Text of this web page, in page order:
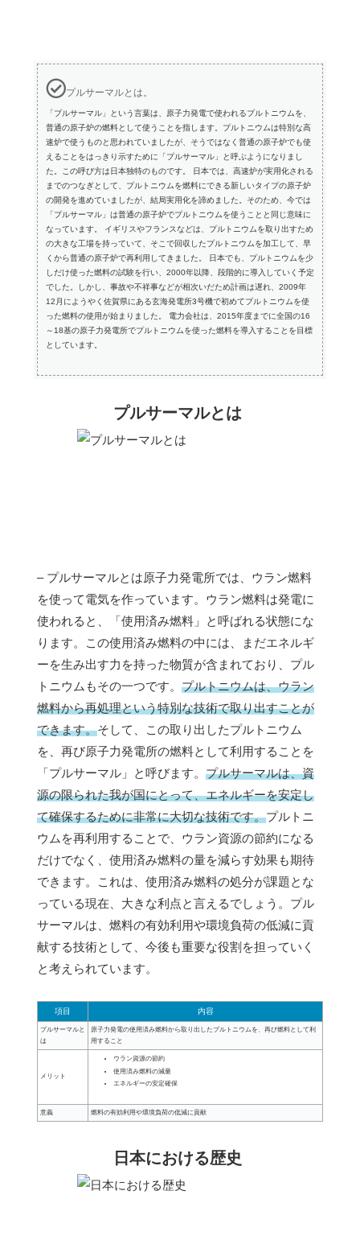
プルサーマルとは。
「プルサーマル」という言葉は、原子力発電で使われるプルトニウムを、
普通の原子炉の燃料として使うことを指します。プルトニウムは特別な高
速炉で使うものと思われていましたが、そうではなく普通の原子炉でも使
えることをはっきり示すために「プルサーマル」と呼ぶようになりまし
た。この呼び方は日本独特のものです。 日本では、高速炉が実用化される
までのつなぎとして、プルトニウムを燃料にできる新しいタイプの原子炉
の開発を進めていましたが、結局実用化を諦めました。そのため、今では
「プルサーマル」は普通の原子炉でプルトニウムを使うことと同じ意味に
なっています。 イギリスやフランスなどは、プルトニウムを取り出すため
の大きな工場を持っていて、そこで回収したプルトニウムを加工して、早
くから普通の原子炉で再利用してきました。 日本でも、プルトニウムを少
しだけ使った燃料の試験を行い、2000年以降、段階的に導入していく予定
でした。しかし、事故や不祥事などが相次いだため計画は遅れ、2009年
12月にようやく佐賀県にある玄海発電所3号機で初めてプルトニウムを使
った燃料の使用が始まりました。 電力会社は、2015年度までに全国の16
～18基の原子力発電所でプルトニウムを使った燃料を導入することを目標
としています。
プルサーマルとは
– プルサーマルとは原子力発電所では、ウラン燃料
を使って電気を作っています。ウラン燃料は発電に
使われると、「使用済み燃料」と呼ばれる状態にな
ります。この使用済み燃料の中には、まだエネルギ
ーを生み出す力を持った物質が含まれており、プル
トニウムもその一つです。 プルトニウムは、ウラン
燃料から再処理という特別な技術で取り出すことが
できます。そして、この取り出したプルトニウム
を、再び原子力発電所の燃料として利用することを
「プルサーマル」と呼びます。 プルサーマルは、資
源の限られた我が国にとって、エネルギーを安定し
て確保するために非常に大切な技術です。プルトニ
ウムを再利用することで、ウラン資源の節約になる
だけでなく、使用済み燃料の量を減らす効果も期待
できます。これは、使用済み燃料の処分が課題とな
っている現在、大きな利点と言えるでしょう。プル
サーマルは、燃料の有効利用や環境負荷の低減に貢
献する技術として、今後も重要な役割を担っていく
と考えられています。
項目 内容
プルサーマルと
は
原子力発電の使用済み燃料から取り出したプルトニウムを、再び燃料として利
用すること
メリット
ウラン資源の節約
使用済み燃料の減量
エネルギーの安定確保
意義 燃料の有効利用や環境負荷の低減に貢献
日本における歴史